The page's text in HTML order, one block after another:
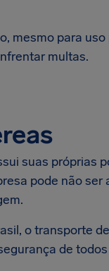
mesmo para
multas.
suas próprias
pode não
o transporte
de